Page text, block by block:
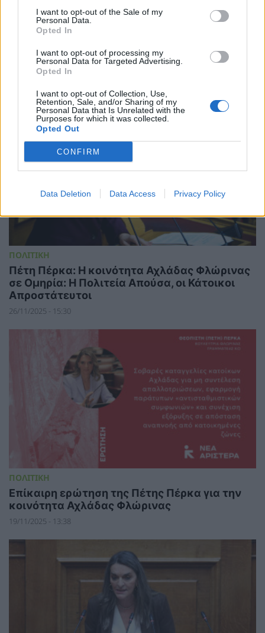
I want to opt-out of the Sale of my
Personal Data.
Opted In
I want to opt-out of processing my
Personal Data for Targeted Advertising.
Opted In
I want to opt-out of Collection, Use,
Retention, Sale, and/or Sharing of my
Personal Data that Is Unrelated with the
Purposes for which it was collected.
Opted Out
CONFIRM
Data Deletion Data Access Privacy Policy
ΑΠΟΘΗΚΕΥΣΗ
MORE: Ολοκλήρωσε την κατασκευή 3
ανεξάρτητων συστημάτων αποθήκευσης
19/01/2026 - 11:52
ΠΟΛΙΤΙΚΗ
Πέτη Πέρκα: Η κοινότητα Αχλάδας Φλώρινας
σε Ομηρία: Η Πολιτεία Απούσα, οι Κάτοικοι
Απροστάτευτοι
26/11/2025 - 15:30
ΠΟΛΙΤΙΚΗ
Επίκαιρη ερώτηση της Πέτης Πέρκα για την
κοινότητα Αχλάδας Φλώρινας
19/11/2025 - 13:38